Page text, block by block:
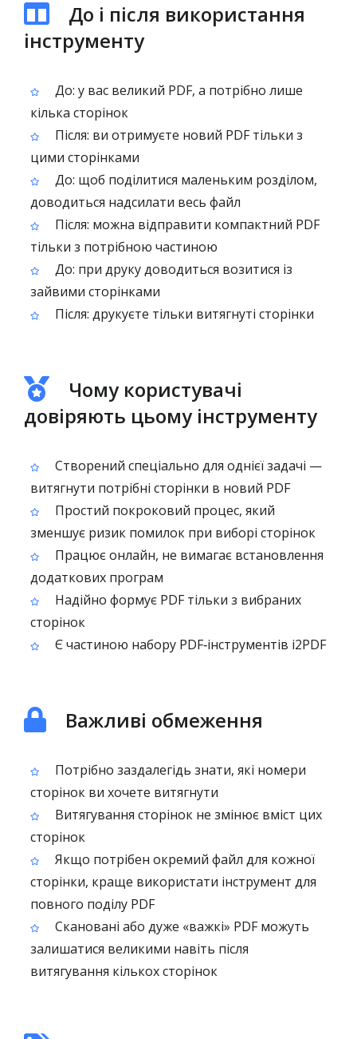
До і після використання
інструменту
До: у вас великий PDF, а потрібно лише
кілька сторінок
Після: ви отримуєте новий PDF тільки з
цими сторінками
До: щоб поділитися маленьким розділом,
доводиться надсилати весь файл
Після: можна відправити компактний PDF
тільки з потрібною частиною
До: при друку доводиться возитися із
зайвими сторінками
Після: друкуєте тільки витягнуті сторінки
Чому користувачі
довіряють цьому інструменту
Створений спеціально для однієї задачі —
витягнути потрібні сторінки в новий PDF
Простий покроковий процес, який
зменшує ризик помилок при виборі сторінок
Працює онлайн, не вимагає встановлення
додаткових програм
Надійно формує PDF тільки з вибраних
сторінок
Є частиною набору PDF‑інструментів i2PDF
Важливі обмеження
Потрібно заздалегідь знати, які номери
сторінок ви хочете витягнути
Витягування сторінок не змінює вміст цих
сторінок
Якщо потрібен окремий файл для кожної
сторінки, краще використати інструмент для
повного поділу PDF
Скановані або дуже «важкі» PDF можуть
залишатися великими навіть після
витягування кількох сторінок